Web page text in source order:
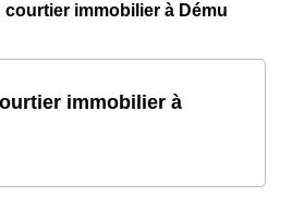
immobilier à Dému
immobilier à